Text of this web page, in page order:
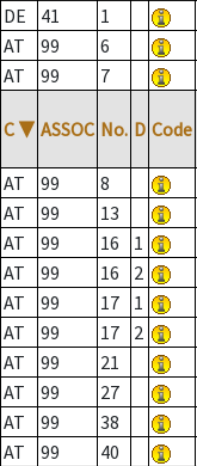
DE
41 1
AT
99 6
AT
99 7
C ▼ ASSOC No. D Code
AT 99 8
AT
99 13
AT
99 16 1
AT
99 16 2
AT
99 17 1
AT
99 17 2
AT
99 21
AT
99 27
AT
99 38
AT
99 40